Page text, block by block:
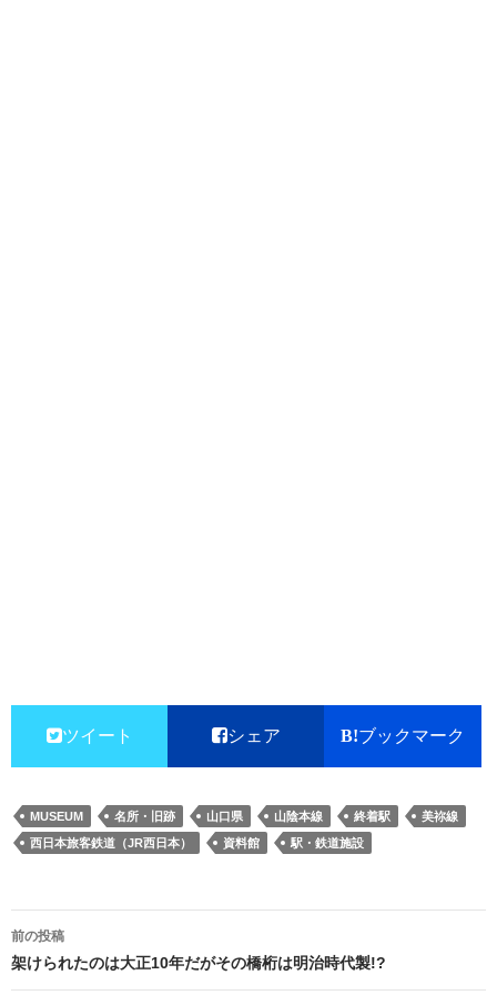
ツイート シェア ブックマーク
MUSEUM 名所・旧跡 山口県 山陰本線 終着駅
美祢線
西日本旅客鉄道（JR西日本）
資料館 駅・鉄道施設
投
稿
前の投稿
架けられたのは大正10年だがその橋桁は明治時代製!?